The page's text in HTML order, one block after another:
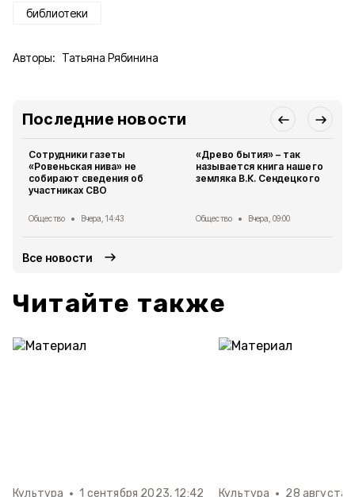
библиотеки
Авторы: Татьяна Рябинина
Последние новости
Сотрудники газеты
«Ровеньская нива» не
собирают сведения об
участниках СВО
Общество Вчера, 14:43
«Древо бытия» – так
называется книга нашего
земляка В.К. Сендецкого
Общество Вчера, 09:00
Все новости
Читайте также
Культура 1 сентября 2023, 12:42 Культура 28 августа